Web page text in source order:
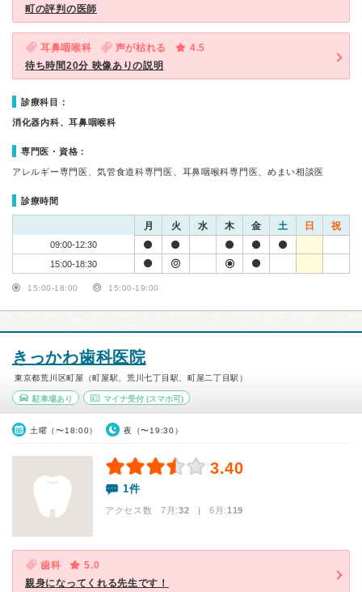
町の評判の医師
耳鼻咽喉科 声が枯れる
4.5
待ち時間20分 映像ありの説明
診療科目：
消化器内科、耳鼻咽喉科
専門医・資格：
アレルギー専門医、気管食道科専門医、耳鼻咽喉科専門医、めまい相談医
診療時間
月 火 水 木 金 土 日 祝
09:00-12:30
15:00-18:30
15:00-18:00 15:00-19:00
きっかわ歯科医院
東京都荒川区町屋（町屋駅、荒川七丁目駅、町屋二丁目駅）
駐車場あり マイナ受付(スマホ可)
土曜（〜18:00） 夜（〜19:30）
3.40
1件
アクセス数 7月:32 | 6月:119
歯科
5.0
親身になってくれる先生です！